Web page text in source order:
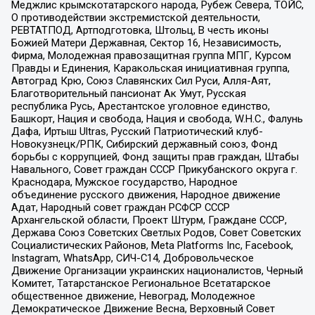
Меджлис крымскотатарского народа, Рубеж Севера, ТОЙС,
О противодействии экстремистской деятельности,
РЕВТАТПОД, Артподготовка, Штольц, В честь иконы
Божией Матери Державная, Сектор 16, Независимость,
Фирма, Молодежная правозащитная группа МПГ, Курсом
Правды и Единения, Каракольская инициативная группа,
Автоград Крю, Союз Славянских Сил Руси, Алля-Аят,
Благотворительный пансионат Ак Умут, Русская
республика Русь, Арестантское уголовное единство,
Башкорт, Нация и свобода, Нация и свобода, W.H.С., Фалунь
Дафа, Иртыш Ultras, Русский Патриотический клуб-
Новокузнецк/РПК, Сибирский державный союз, Фонд
борьбы с коррупцией, Фонд защиты прав граждан, Штабы
Навального, Совет граждан СССР Прикубанского округа г.
Краснодара, Мужское государство, Народное
объединение русского движения, Народное движение
Адат, Народный совет граждан РСФСР СССР
Архангельской области, Проект Штурм, Граждане СССР,
Держава Союз Советских Светлых Родов, Совет Советских
Социалистических Районов, Meta Platforms Inc, Facebook,
Instagram, WhatsApp, СИЧ-С14, Добровольческое
Движение Организации украинских националистов, Черный
Комитет, Татарстанское Региональное Всетатарское
общественное движение, Невоград, Молодежное
Демократическое Движение Весна, Верховный Совет